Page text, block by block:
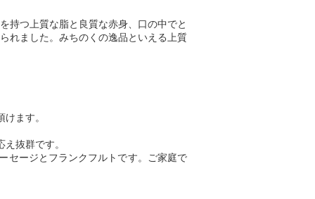
持つ上質な脂と良質な赤身、口の中でと
れました。みちのくの逸品といえる上質
ます。
抜群です。
セージとフランクフルトです。ご家庭で